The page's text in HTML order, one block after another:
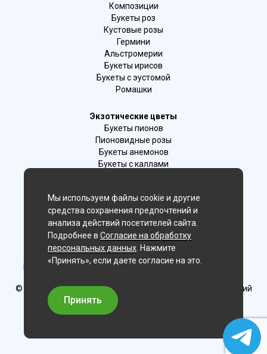
Композиции
Букеты роз
Кустовые розы
Гермини
Альстромерии
Букеты ирисов
Букеты с эустомой
Ромашки
Экзотические цветы
Букеты пионов
Пионовидные розы
Букеты анемонов
Букеты с каллами
Лаванда
Гиацинты
Мы в соц. сетях:
Новосибирск, 2-й Бронный пер., 28/1 (цветочный салон)
© Delaflor - доставка цветов, 2012-2026
ИП Рыжков Евгений
Вячеславович
ИНН 540409481687 ОГРН 325547600130383
Мы используем файлы cookie и другие
средства сохранения предпочтений и
анализа действий посетителей сайта.
Подробнее в Согласие на обработку
персональных данных . Нажмите
«Принять», если даете согласие на это.
Принять